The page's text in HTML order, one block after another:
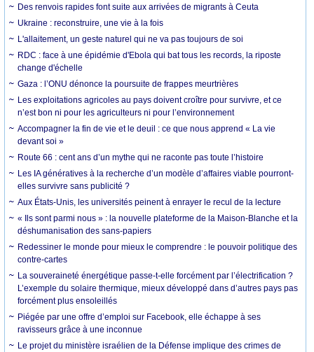
Des renvois rapides font suite aux arrivées de migrants à Ceuta
Ukraine : reconstruire, une vie à la fois
L'allaitement, un geste naturel qui ne va pas toujours de soi
RDC : face à une épidémie d'Ebola qui bat tous les records, la riposte
change d'échelle
Gaza : l’ONU dénonce la poursuite de frappes meurtrières
Les exploitations agricoles au pays doivent croître pour survivre, et ce
n’est bon ni pour les agriculteurs ni pour l’environnement
Accompagner la fin de vie et le deuil : ce que nous apprend « La vie
devant soi »
Route 66 : cent ans d’un mythe qui ne raconte pas toute l’histoire
Les IA génératives à la recherche d’un modèle d’affaires viable pourront-
elles survivre sans publicité ?
Aux États-Unis, les universités peinent à enrayer le recul de la lecture
« Ils sont parmi nous » : la nouvelle plateforme de la Maison-Blanche et la
déshumanisation des sans-papiers
Redessiner le monde pour mieux le comprendre : le pouvoir politique des
contre-cartes
La souveraineté énergétique passe-t-elle forcément par l’électrification ?
L’exemple du solaire thermique, mieux développé dans d’autres pays pas
forcément plus ensoleillés
Piégée par une offre d’emploi sur Facebook, elle échappe à ses
ravisseurs grâce à une inconnue
Le projet du ministère israélien de la Défense implique des crimes de